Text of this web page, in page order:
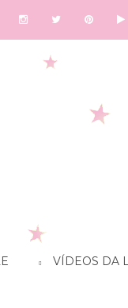
VÍDEOS DA